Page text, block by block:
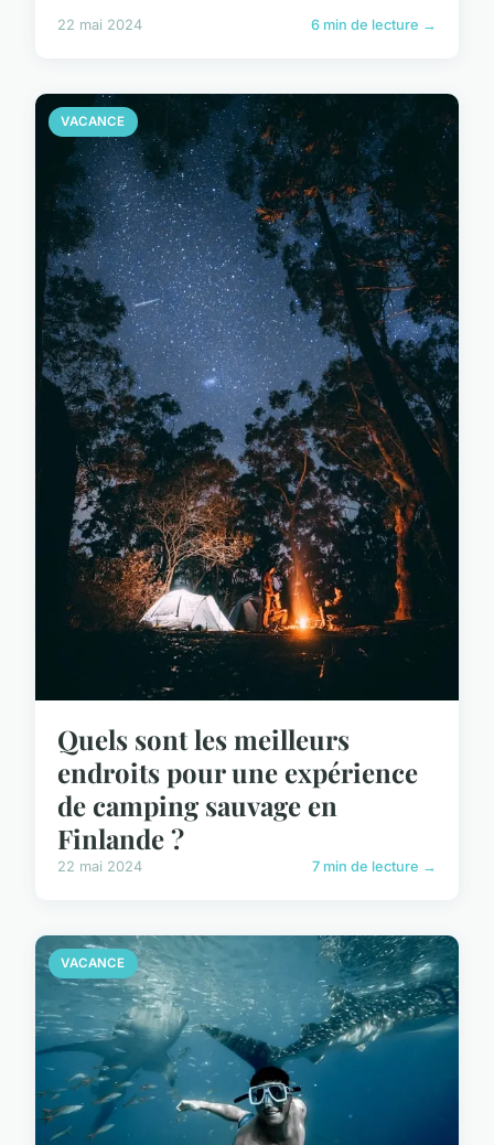
22 mai 2024 6 min de lecture →
VACANCE
Quels sont les meilleurs
endroits pour une expérience
de camping sauvage en
Finlande ?
22 mai 2024 7 min de lecture →
VACANCE